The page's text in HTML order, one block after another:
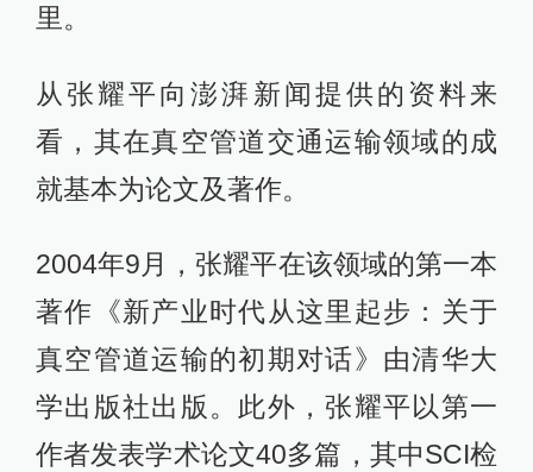
里。
从张耀平向澎湃新闻提供的资料来
看，其在真空管道交通运输领域的成
就基本为论文及著作。
2004年9月，张耀平在该领域的第一本
著作《新产业时代从这里起步：关于
真空管道运输的初期对话》由清华大
学出版社出版。此外，张耀平以第一
作者发表学术论文40多篇，其中SCI检